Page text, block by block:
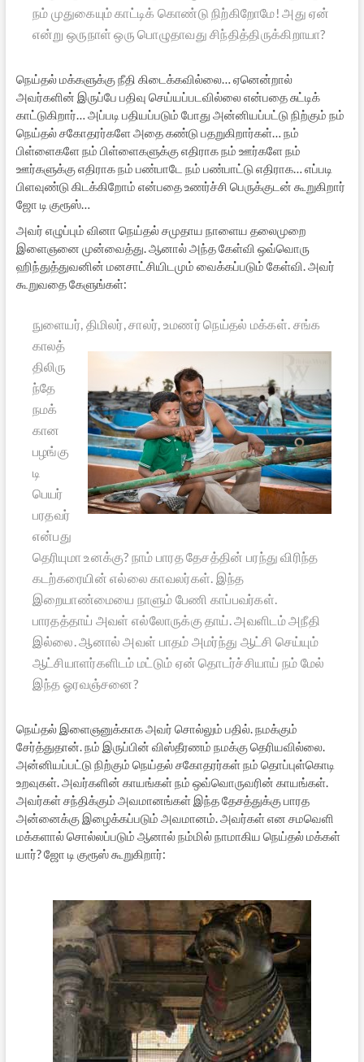
நம் முதுகையும் காட்டிக் கொண்டு நிற்கிறோமே! அது ஏன்
என்று ஒருநாள் ஒரு பொழுதாவது சிந்தித்திருக்கிறாயா?
நெய்தல் மக்களுக்கு நீதி கிடைக்கவில்லை… ஏனென்றால்
அவர்களின் இருப்பே பதிவு செய்யப்படவில்லை என்பதை சுட்டிக்
காட்டுகிறார்… அப்படி பதியப்படும் போது அன்னியப்பட்டு நிற்கும் நம்
நெய்தல் சகோதரர்களே அதை கண்டு பதறுகிறார்கள்… நம்
பிள்ளைகளே நம் பிள்ளைகளுக்கு எதிராக நம் ஊர்களே நம்
ஊர்களுக்கு எதிராக நம் பண்பாடே நம் பண்பாட்டு எதிராக… எப்படி
பிளவுண்டு கிடக்கிறோம் என்பதை உணர்ச்சி பெருக்குடன் கூறுகிறார்
ஜோ டி குரூஸ்…
அவர் எழுப்பும் வினா நெய்தல் சமுதாய நாளைய தலைமுறை
இளைஞனை முன்வைத்து. ஆனால் அந்த கேள்வி ஒவ்வொரு
ஹிந்துத்துவனின் மனசாட்சியிடமும் வைக்கப்படும் கேள்வி. அவர்
கூறுவதை கேளுங்கள்:
நுளையர், திமிலர், சாலர், உமணர் நெய்தல் மக்கள். சங்க
காலத்
திலிரு
ந்தே
நமக்
கான
பழங்கு
டி
பெயர்
பரதவர்
என்பது
தெரியுமா உனக்கு? நாம் பாரத தேசத்தின் பரந்து விரிந்த
கடற்கரையின் எல்லை காவலர்கள். இந்த
இறையாண்மையை நாளும் பேணி காப்பவர்கள்.
பாரதத்தாய் அவள் எல்லோருக்கு தாய். அவளிடம் அநீதி
இல்லை. ஆனால் அவள் பாதம் அமர்ந்து ஆட்சி செய்யும்
ஆட்சியாளர்களிடம் மட்டும் ஏன் தொடர்ச்சியாய் நம் மேல்
இந்த ஓரவஞ்சனை?
நெய்தல் இளைஞனுக்காக அவர் சொல்லும் பதில். நமக்கும்
சேர்த்துதான். நம் இருப்பின் விஸ்தீரணம் நமக்கு தெரியவில்லை.
அன்னியப்பட்டு நிற்கும் நெய்தல் சகோதரர்கள் நம் தொப்புள்கொடி
உறவுகள். அவர்களின் காயங்கள் நம் ஒவ்வொருவரின் காயங்கள்.
அவர்கள் சந்திக்கும் அவமானங்கள் இந்த தேசத்துக்கு பாரத
அன்னைக்கு இழைக்கப்படும் அவமானம். அவர்கள் என சமவெளி
மக்களால் சொல்லப்படும் ஆனால் நம்மில் நாமாகிய நெய்தல் மக்கள்
யார்? ஜோ டி குரூஸ் கூறுகிறார்: